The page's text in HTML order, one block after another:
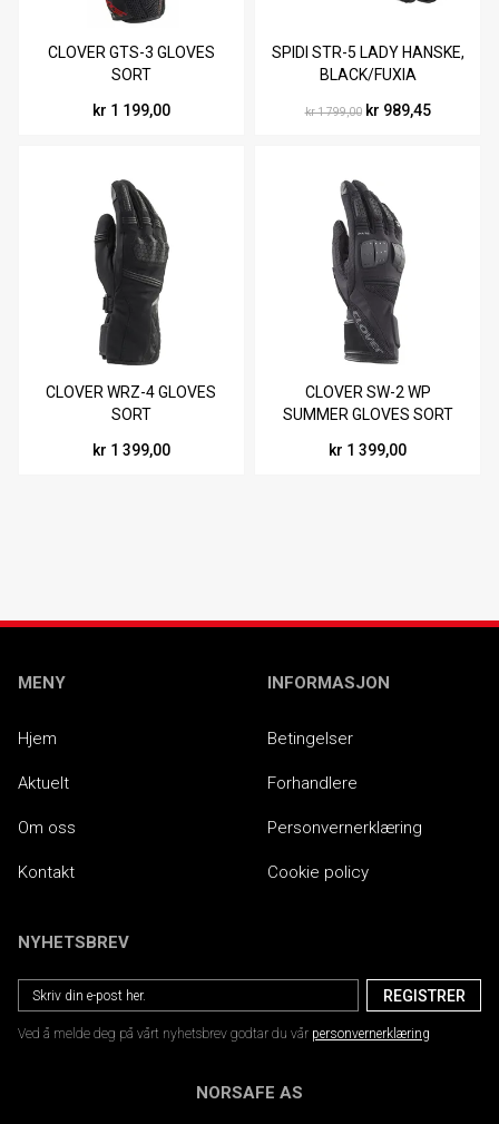
CLOVER GTS-3 GLOVES
SORT
kr 1 199,00
SPIDI STR-5 LADY HANSKE,
BLACK/FUXIA
kr 1 799,00 kr 989,45
CLOVER WRZ-4 GLOVES
SORT
kr 1 399,00
CLOVER SW-2 WP
SUMMER GLOVES SORT
kr 1 399,00
MENY
Hjem
Aktuelt
Om oss
Kontakt
INFORMASJON
Betingelser
Forhandlere
Personvernerklæring
Cookie policy
NYHETSBREV
Ved å melde deg på vårt nyhetsbrev godtar du vår personvernerklæring
NORSAFE AS